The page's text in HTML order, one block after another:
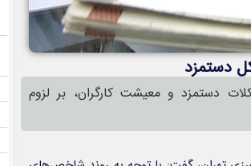
دستمزد
دستمزد و معیشت کارگران، بر لزوم